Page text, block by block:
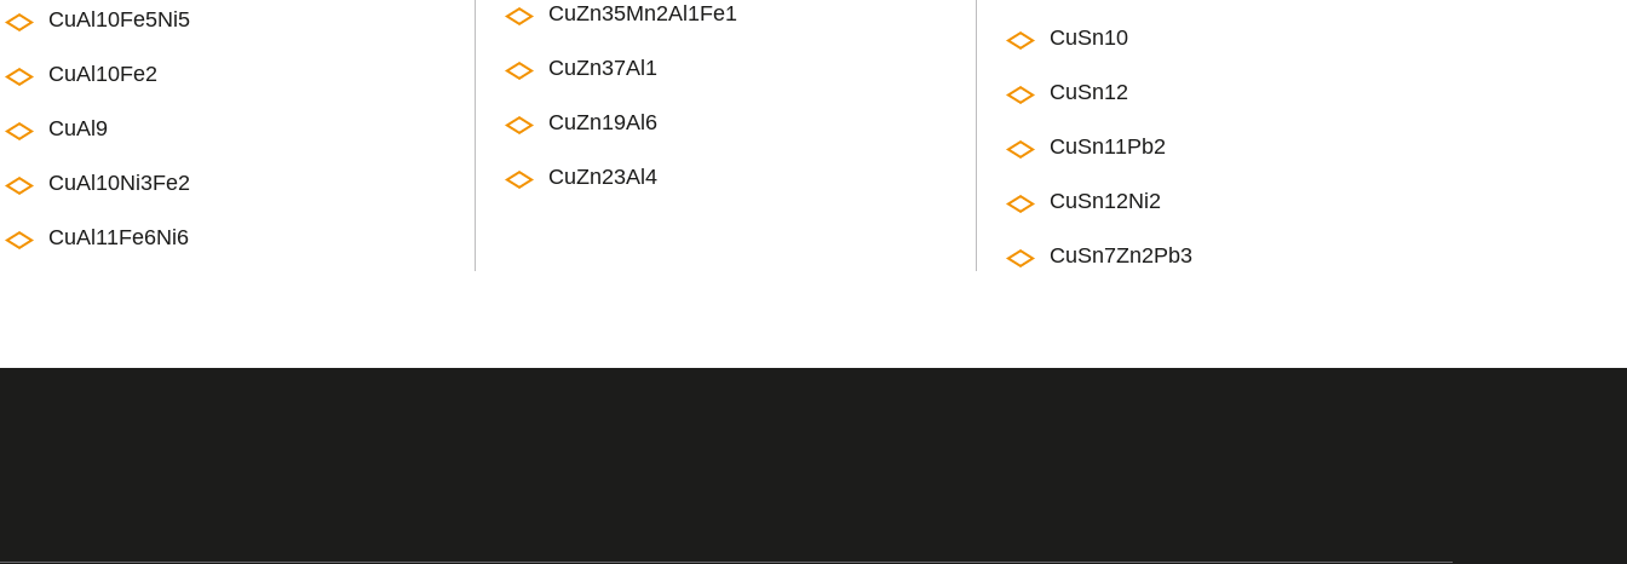
CuAl10Fe5Ni5
CuAl10Fe2
CuAl9
CuAl10Ni3Fe2
CuAl11Fe6Ni6
CuZn35Mn2Al1Fe1
CuZn37Al1
CuZn19Al6
CuZn23Al4
CuSn10
CuSn12
CuSn11Pb2
CuSn12Ni2
CuSn7Zn2Pb3